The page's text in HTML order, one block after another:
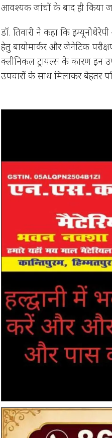
आवश्यक जांचों के बाद ही किया
डॉ. तिवारी ने कहा कि
हेतु बायोमार्कर और जेनेटिक
क्लीनिकल ट्रायल्स के कारण इन
उपचारों के साथ मिलाकर बेहतर